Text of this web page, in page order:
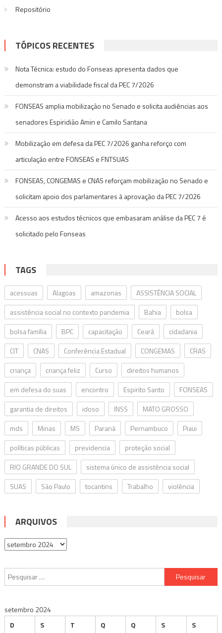
Repositório
TÓPICOS RECENTES
Nota Técnica: estudo do Fonseas apresenta dados que
demonstram a viabilidade fiscal da PEC 7/2026
FONSEAS amplia mobilização no Senado e solicita audiências aos
senadores Espiridião Amin e Camilo Santana
Mobilização em defesa da PEC 7/2026 ganha reforço com
articulação entre FONSEAS e FNTSUAS
FONSEAS, CONGEMAS e CNAS reforçam mobilização no Senado e
solicitam apoio dos parlamentares à aprovação da PEC 7/2026
Acesso aos estudos técnicos que embasaram análise da PEC 7 é
solicitado pelo Fonseas
TAGS
acessuas Alagoas amazonas
ASSISTÊNCIA SOCIAL
assistência social no contexto pandemia
Bahia
bolsa
bolsa família
BPC capacitação Ceará
cidadania
CIT
CNAS Conferência Estadual CONGEMAS
CRAS
criança
criança feliz Curso
direitos humanos
em defesa do suas
encontro Espirito Santo
FONSEAS
garantia de direitos
idoso INSS
MATO GROSSO
mds
Minas MS Paraná Pernambuco
Piaui
políticas públicas
previdencia
proteção social
RIO GRANDE DO SUL
sistema único de assistência social
SUAS
São Paulo tocantins Trabalho violência
ARQUIVOS
Arquivos
Pesquisar
por:
setembro 2024
D
S T Q Q S S